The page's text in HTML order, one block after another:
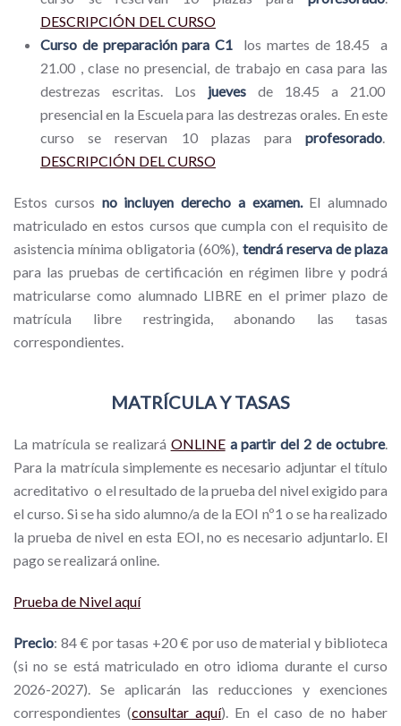
DESCRIPCIÓN DEL CURSO
Curso de preparación para C1 los martes de 18.45 a
21.00 , clase no presencial, de trabajo en casa para las
destrezas escritas. Los jueves de 18.45 a 21.00
presencial en la Escuela para las destrezas orales. En este
curso se reservan 10 plazas para profesorado.
DESCRIPCIÓN DEL CURSO
Estos cursos no incluyen derecho a examen. El alumnado
matriculado en estos cursos que cumpla con el requisito de
asistencia mínima obligatoria (60%), tendrá reserva de plaza
para las pruebas de certificación en régimen libre y podrá
matricularse como alumnado LIBRE en el primer plazo de
matrícula libre restringida, abonando las tasas
correspondientes.
MATRÍCULA Y TASAS
La matrícula se realizará ONLINEa partir del 2 de octubre.
Para la matrícula simplemente es necesario adjuntar el título
acreditativo o el resultado de la prueba del nivel exigido para
el curso. Si se ha sido alumno/a de la EOI nº1 o se ha realizado
la prueba de nivel en esta EOI, no es necesario adjuntarlo. El
pago se realizará online.
Prueba de Nivel aquí
Precio: 84 € por tasas +20 € por uso de material y biblioteca
(si no se está matriculado en otro idioma durante el curso
2026-2027). Se aplicarán las reducciones y exenciones
correspondientes (consultar aquí). En el caso de no haber